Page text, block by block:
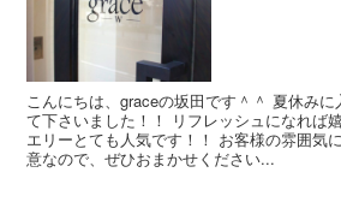
こんにちは、graceの坂田です＾＾ 夏休み
て下さいました！！ リフレッシュになれば
エリーとても人気です！！ お客様の雰囲気
意なので、ぜひおまかせください...